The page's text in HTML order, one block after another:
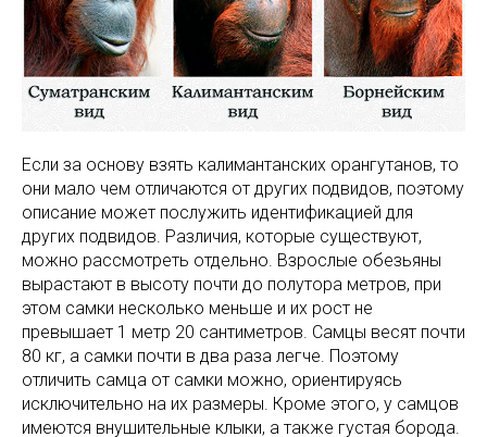
Если за основу взять калимантанских орангутанов, то
они мало чем отличаются от других подвидов, поэтому
описание может послужить идентификацией для
других подвидов. Различия, которые существуют,
можно рассмотреть отдельно. Взрослые обезьяны
вырастают в высоту почти до полутора метров, при
этом самки несколько меньше и их рост не
превышает 1 метр 20 сантиметров. Самцы весят почти
80 кг, а самки почти в два раза легче. Поэтому
отличить самца от самки можно, ориентируясь
исключительно на их размеры. Кроме этого, у самцов
имеются внушительные клыки, а также густая борода.